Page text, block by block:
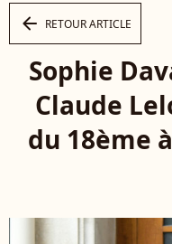
arrow_left RETOUR ARTICLE
Sophie
Claude
du 18ème